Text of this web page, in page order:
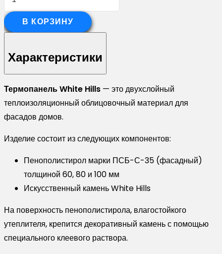
Термопанель
White
Лондон
Брик
Т304-
60
толщина
панели
60мм
В КОРЗИНУ
Характеристики
Термопанель White Hills — это двухслойный
теплоизоляционный облицовочный материал для
фасадов домов.
Изделие состоит из следующих компонентов:
Пенополистирол марки ПСБ-С-35 (фасадный)
толщиной 60, 80 и 100 мм
Искусственный камень White Hills
На поверхность пенополистирола, влагостойкого
утеплителя, крепится декоративный камень с помощью
специального клеевого раствора.